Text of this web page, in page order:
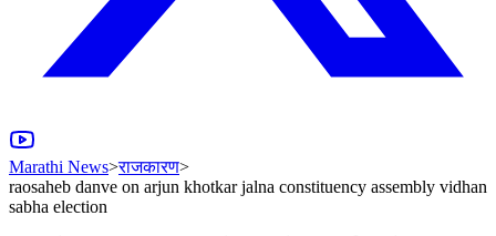
Marathi News>राजकारण>
raosaheb danve on arjun khotkar jalna constituency assembly vidhan
sabha election